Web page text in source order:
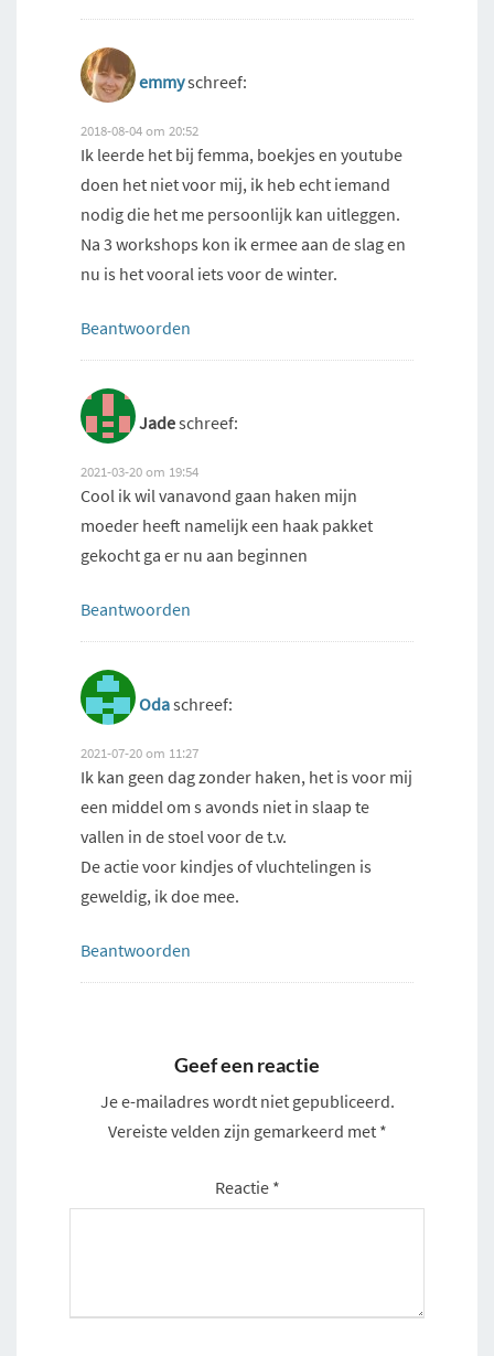
emmyschreef:
2018-08-04 om 20:52
Ik leerde het bij femma, boekjes en youtube
doen het niet voor mij, ik heb echt iemand
nodig die het me persoonlijk kan uitleggen.
Na 3 workshops kon ik ermee aan de slag en
nu is het vooral iets voor de winter.
Beantwoorden
Jadeschreef:
2021-03-20 om 19:54
Cool ik wil vanavond gaan haken mijn
moeder heeft namelijk een haak pakket
gekocht ga er nu aan beginnen
Beantwoorden
Odaschreef:
2021-07-20 om 11:27
Ik kan geen dag zonder haken, het is voor mij
een middel om s avonds niet in slaap te
vallen in de stoel voor de t.v.
De actie voor kindjes of vluchtelingen is
geweldig, ik doe mee.
Beantwoorden
Geef een reactie
Je e-mailadres wordt niet gepubliceerd.
Vereiste velden zijn gemarkeerd met *
Reactie *